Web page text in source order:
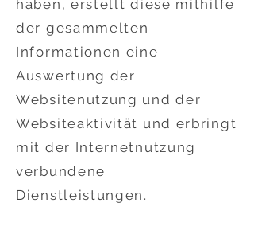
haben, erstellt diese mithilfe
der gesammelten
Informationen eine
Auswertung der
Websitenutzung und der
Websiteaktivität und erbringt
mit der Internetnutzung
verbundene
Dienstleistungen.